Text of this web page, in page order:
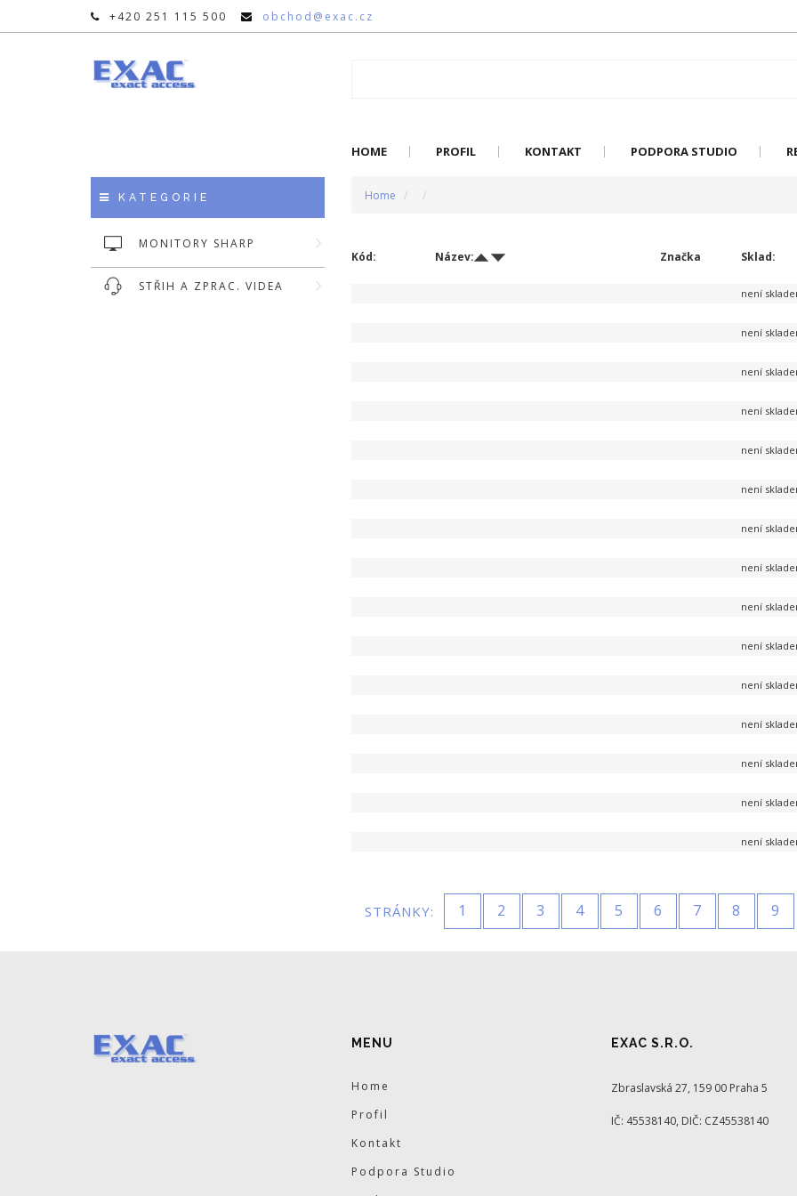
+420 251 115 500 obchod@exac.cz
HOME PROFIL KONTAKT PODPORA STUDIO
KATEGORIE
MONITORY SHARP
STŘIH A ZPRAC. VIDEA
Home
Kód: Název: Značka Sklad:
není
není
není
není
není
není
není
není
není
není
není
není
není
není
není
STRÁNKY: 1 2 3 4 5 6 7 8 9
MENU
Home
Profil
Kontakt
Podpora Studio
EXAC S.R.O.
Zbraslavská 27, 159 00 Praha 5
IČ: 45538140, DIČ: CZ45538140